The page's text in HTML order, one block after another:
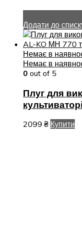
Додати до
Немає в
Немає в
0 out of 5
Плуг для
2099 ₴ Купити